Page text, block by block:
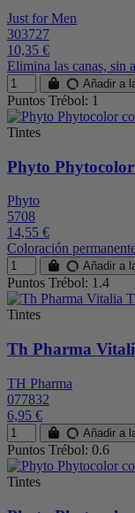
Just for Men
303727
10,35 €
Elimina las canas, sin
Añadir a
Puntos Trébol: 1
Tintes
Phyto
Phyto
5708
14,55 €
Coloración
Añadir a
Puntos Trébol: 1.4
Tintes
Th Pharma
TH Pharma
077832
6,95 €
Añadir a
Puntos Trébol: 0.6
Tintes